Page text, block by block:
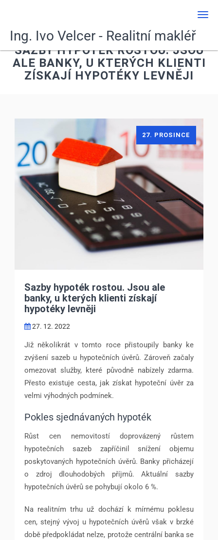
Ing. Ivo Velcer - Realitní makléř
SAZBY HYPOTÉK ROSTOU. JSOU
ALE BANKY, U KTERÝCH KLIENTI
ZÍSKAJÍ HYPOTÉKY LEVNĚJI
Sazby hypoték rostou. Jsou ale
banky, u kterých klienti získají
hypotéky levněji
27. 12. 2022
27. PROSINCE
Již několikrát v tomto roce přistoupily banky ke
zvýšení sazeb u hypotečních úvěrů. Zároveň začaly
omezovat služby, které původně nabízely zdarma.
Přesto existuje cesta, jak získat hypoteční úvěr za
velmi výhodných podmínek.
Pokles sjednávaných hypoték
Růst cen nemovitostí doprovázený růstem
hypotečních sazeb zapříčinil snížení objemu
poskytovaných hypotečních úvěrů. Banky přicházejí
o zdroj dlouhodobých příjmů. Aktuální sazby
hypotečních úvěrů se pohybují okolo 6 %.
Na realitním trhu už dochází k mírnému poklesu
cen, stejný vývoj u hypotečních úvěrů však v brzké
době předpokládat nelze, protože centrální banka se